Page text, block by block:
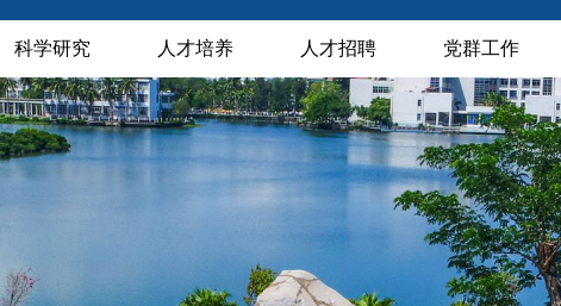
科学研究 人才培养 人才招聘 党群工作